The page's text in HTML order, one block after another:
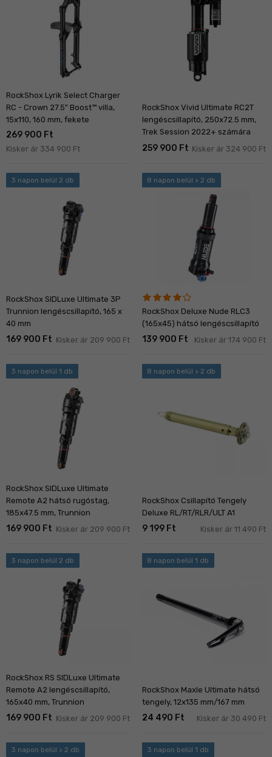
RockShox Lyrik Select Charger
RC - Crown 27.5" Boost™ villa,
15x110, 160 mm, fekete
269 900 Ft
Kisker ár 334 900 Ft
RockShox Vivid Ultimate RC2T
lengéscsillapító, 250x72.5 mm,
Trek Session 2022+ számára
259 900 Ft Kisker ár 324 900 Ft
3 napon belül 2 db
RockShox SIDLuxe Ultimate 3P
Trunnion lengéscsillapító, 165 x
40 mm
169 900 Ft Kisker ár 209 900 Ft
8 napon belül > 2 db
RockShox Deluxe Nude RLC3
(165x45) hátsó lengéscsillapító
139 900 Ft Kisker ár 174 900 Ft
3 napon belül 1 db
RockShox SIDLuxe Ultimate
Remote A2 hátsó rugóstag,
185x47.5 mm, Trunnion
169 900 Ft Kisker ár 209 900 Ft
8 napon belül > 2 db
RockShox Csillapító Tengely
Deluxe RL/RT/RLR/ULT A1
9 199 Ft Kisker ár 11 490 Ft
3 napon belül 2 db
RockShox RS SIDLuxe Ultimate
Remote A2 lengéscsillapító,
165x40 mm, Trunnion
169 900 Ft Kisker ár 209 900 Ft
8 napon belül 1 db
RockShox Maxle Ultimate hátsó
tengely, 12x135 mm/167 mm
24 490 Ft Kisker ár 30 490 Ft
3 napon belül > 2 db 3 napon belül 1 db